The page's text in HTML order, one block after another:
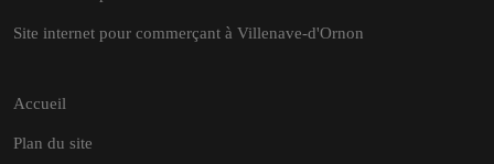
Site internet pour commerçant à Villenave-d'Ornon
Accueil
Plan du site